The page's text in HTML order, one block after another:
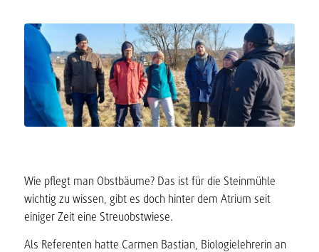
Wie pflegt man Obstbäume? Das ist für die Steinmühle
wichtig zu wissen, gibt es doch hinter dem Atrium seit
einiger Zeit eine Streuobstwiese.
Als Referenten hatte Carmen Bastian, Biologielehrerin an